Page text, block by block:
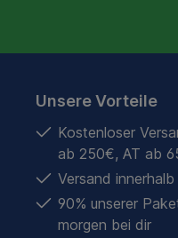
Unsere Vorteile
Kostenloser
ab 250€, AT ab
Versand
90% unserer
morgen bei dir